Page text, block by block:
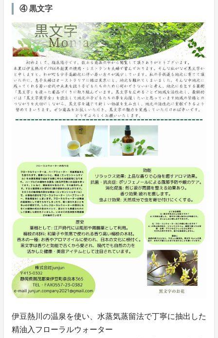
④ 黒文字
伊豆熱川の温泉を使い、水蒸気蒸留法で丁寧に抽出した
精油入フローラルウォーター